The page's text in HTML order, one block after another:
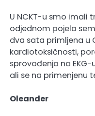
U NCKT-u smo imali
odjednom pojela
dva sata primljena u
kardiotoksičnosti,
sprovođenja na
ali se na primenjenu
Oleander